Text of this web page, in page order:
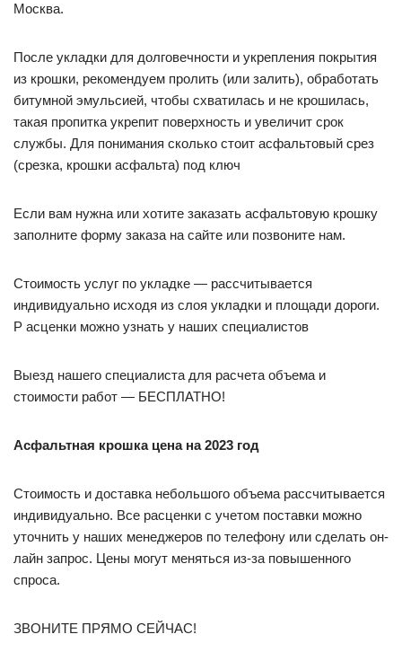
Москва.
После укладки для долговечности и укрепления покрытия
из крошки, рекомендуем пролить (или залить), обработать
битумной эмульсией, чтобы схватилась и не крошилась,
такая пропитка укрепит поверхность и увеличит срок
службы. Для понимания сколько стоит асфальтовый срез
(срезка, крошки асфальта) под ключ
Если вам нужна или хотите заказать асфальтовую крошку
заполните форму заказа на сайте или позвоните нам.
Стоимость услуг по укладке — рассчитывается
индивидуально исходя из слоя укладки и площади дороги.
Р асценки можно узнать у наших специалистов
Выезд нашего специалиста для расчета объема и
стоимости работ — БЕСПЛАТНО!
Асфальтная крошка цена на 2023 год
Стоимость и доставка небольшого объема рассчитывается
индивидуально. Все расценки с учетом поставки можно
уточнить у наших менеджеров по телефону или сделать он-
лайн запрос. Цены могут меняться из-за повышенного
спроса.
ЗВОНИТЕ ПРЯМО СЕЙЧАС!